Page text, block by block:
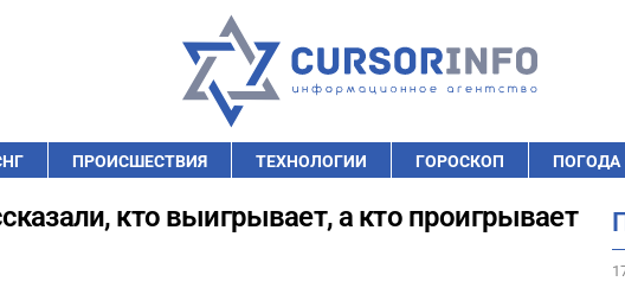
ПРОИСШЕСТВИЯ ТЕХНОЛОГИИ ГОРОСКОП ПОГОДА
кто выигрывает, а кто проигрывает